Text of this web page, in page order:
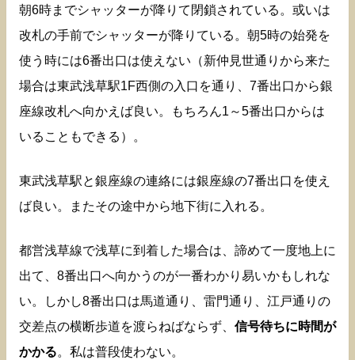
朝6時までシャッターが降りて閉鎖されている。或いは
改札の手前でシャッターが降りている。朝5時の始発を
使う時には6番出口は使えない（新仲見世通りから来た
場合は東武浅草駅1F西側の入口を通り、7番出口から銀
座線改札へ向かえば良い。もちろん1～5番出口からは
いることもできる）。
東武浅草駅と銀座線の連絡には銀座線の7番出口を使え
ば良い。またその途中から地下街に入れる。
都営浅草線で浅草に到着した場合は、諦めて一度地上に
出て、8番出口へ向かうのが一番わかり易いかもしれな
い。しかし8番出口は馬道通り、雷門通り、江戸通りの
交差点の横断歩道を渡らねばならず、 信号待ちに時間が
かかる。私は普段使わない。